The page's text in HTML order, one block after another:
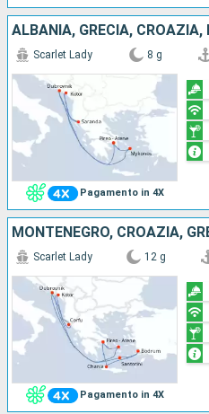
Pagamento in 4X
Scarlet Lady 8 g
Pagamento in 4X
Scarlet Lady 12 g